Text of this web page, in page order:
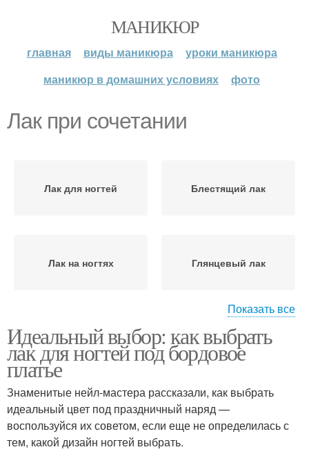
МАНИКЮР
главная виды маникюра
уроки маникюра
маникюр в домашних условиях
фото
Лак при сочетании
Лак для ногтей Блестящий лак
Лак на ногтях Глянцевый лак
Лак для сочетания
Показать все
Идеальный выбор: как выбрать
лак для ногтей под бордовое
платье
Знаменитые нейл-мастера рассказали, как выбрать
идеальный цвет под праздничный наряд —
воспользуйся их советом, если еще не определилась с
тем, какой дизайн ногтей выбрать.